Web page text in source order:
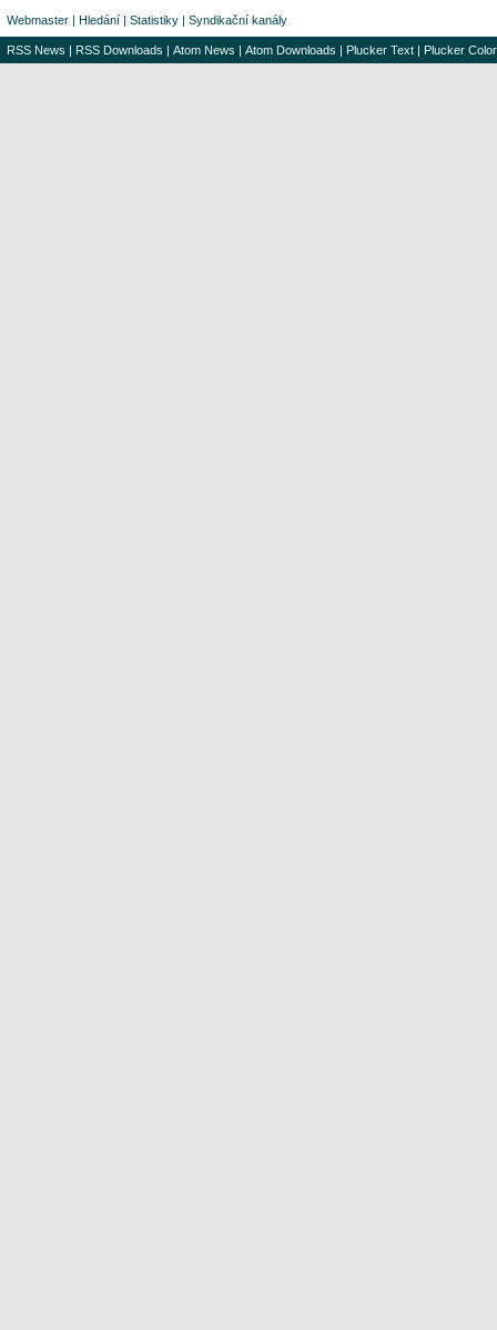
Webmaster | Hledání | Statistiky | Syndikační kanály
RSS News | RSS Downloads | Atom News | Atom Downloads | Plucker Text | Plucker Color